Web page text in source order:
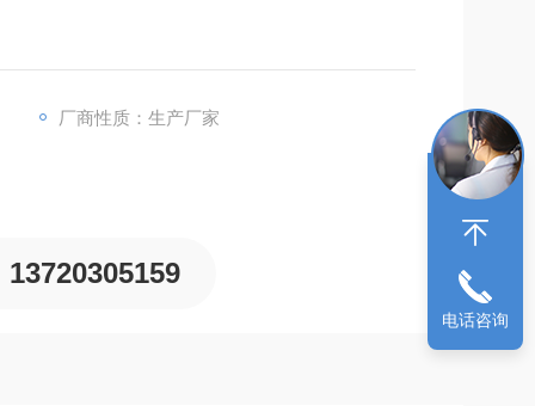
厂商性质：生产厂家
13720305159
电话咨询